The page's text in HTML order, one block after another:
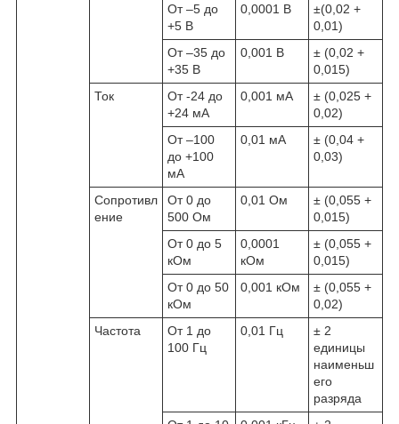
От –5 до
+5 В
0,0001 В
±(0,02 +
0,01)
От –35 до
+35 В
0,001 В
± (0,02 +
0,015)
Ток
От -24 до
+24 мА
0,001 мА
± (0,025 +
0,02)
От –100
до +100
мА
0,01 мА
± (0,04 +
0,03)
Сопротивл
ение
От 0 до
500 Ом
0,01 Ом
± (0,055 +
0,015)
От 0 до 5
кОм
0,0001
кОм
± (0,055 +
0,015)
От 0 до 50
кОм
0,001 кОм
± (0,055 +
0,02)
Частота
От 1 до
100 Гц
0,01 Гц
± 2
единицы
наименьш
его
разряда